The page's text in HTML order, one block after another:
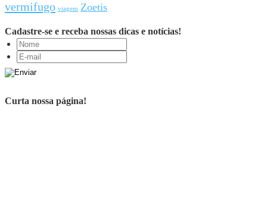
vermifugo viagem Zoetis
Cadastre-se e receba nossas dicas e notícias!
Curta nossa página!